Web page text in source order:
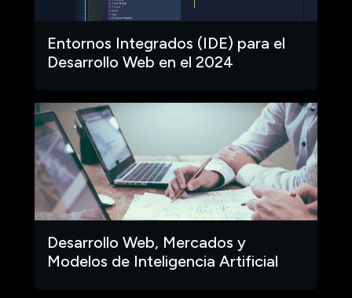
Entornos Integrados (IDE) para el
Desarrollo Web en el 2024
Desarrollo Web, Mercados y
Modelos de Inteligencia Artificial